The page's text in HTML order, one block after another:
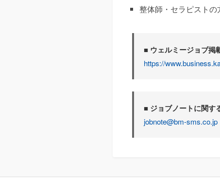
整体師・セラピストの
■ ウェルミージョブ掲
https://
■ ジョブノートに関す
jobnote@bm-sms.co.jp